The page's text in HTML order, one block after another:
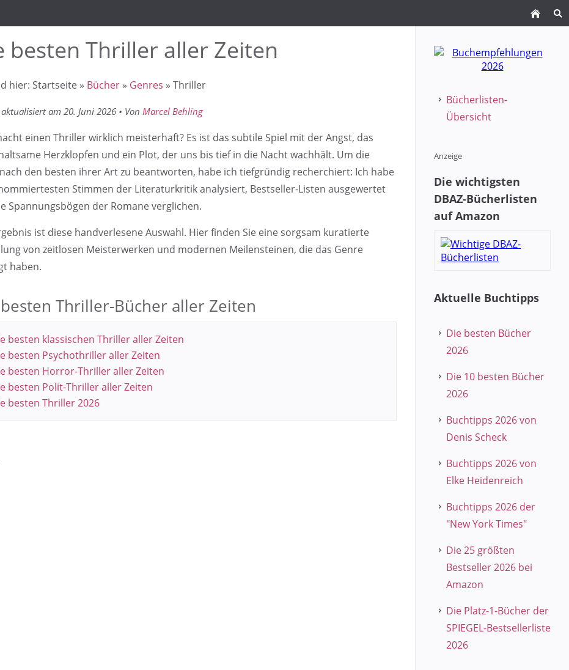
besten Thriller aller Zeiten
hier: Startseite » Bücher » Genres » Thriller
am 20. Juni 2026 • Von Marcel Behling
einen Thriller wirklich meisterhaft? Es ist das subtile Spiel mit der Angst, das
Herzklopfen und ein Plot, der uns bis tief in die Nacht wachhält. Um die
den besten ihrer Art zu beantworten, habe ich tiefgründig recherchiert: Ich habe
Stimmen der Literaturkritik analysiert, Bestseller-Listen ausgewertet
Spannungsbögen der Romane verglichen.
ist diese handverlesene Auswahl. Hier finden Sie eine sorgsam kuratierte
von zeitlosen Meisterwerken und modernen Meilensteinen, die das Genre
haben.
Thriller-Bücher aller Zeiten
besten klassischen Thriller aller Zeiten
besten Psychothriller aller Zeiten
besten Horror-Thriller aller Zeiten
besten Polit-Thriller aller Zeiten
besten Thriller 2026
Bücherlisten-
Übersicht
Anzeige
Die wichtigsten
DBAZ-Bücherlisten
auf Amazon
Aktuelle Buchtipps
Die besten Bücher
2026
Die 10 besten Bücher
2026
Buchtipps 2026 von
Denis Scheck
Buchtipps 2026 von
Elke Heidenreich
Buchtipps 2026 der
"New York Times"
Die 25 größten
Bestseller 2026 bei
Amazon
Die Platz-1-Bücher der
SPIEGEL-Bestsellerliste
2026